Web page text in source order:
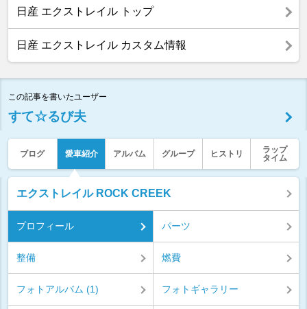
日産 エクストレイル トップ
日産 エクストレイル カスタム情報
この記事を書いたユーザー
すて☆るび夫
ブログ 愛車紹介 アルバム グループ ヒストリ
ラップ
タイム
エクストレイル ROCK CREEK
プロフィール パーツ
整備 燃費
フォトアルバム (1) フォトギャラリー